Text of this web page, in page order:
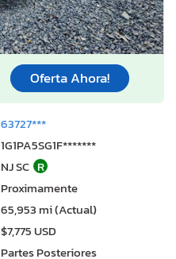
Oferta Ahora!
63727***
1G1PA5SG1F*******
NJ SC R
Proximamente
65,953 mi (Actual)
$7,775 USD
Partes Posteriores